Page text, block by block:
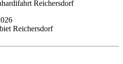
Reichersdorf